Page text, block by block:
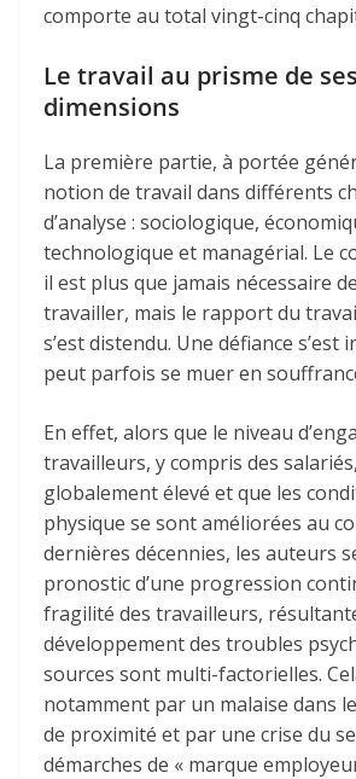
comporte au total vingt-cinq
Le travail au prisme de
dimensions
La première partie, à portée
notion de travail dans différents
d’analyse : sociologique,
technologique et managérial. Le
il est plus que jamais nécessaire
travailler, mais le rapport du
s’est distendu. Une défiance s’est
peut parfois se muer en
En effet, alors que le niveau
travailleurs, y compris des
globalement élevé et que les
physique se sont améliorées au
dernières décennies, les auteurs
pronostic d’une progression
fragilité des travailleurs,
développement des troubles
sources sont multi-factorielles.
notamment par un malaise dans
de proximité et par une crise du
démarches de « marque